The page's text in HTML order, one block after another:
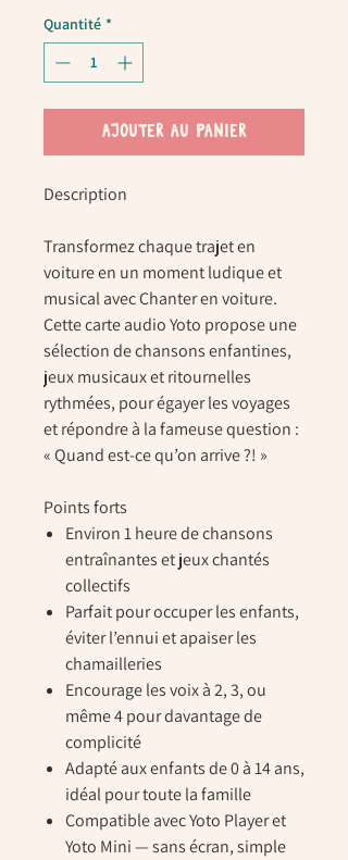
Quantité *
AJOUTER AU PANIER
Description
Transformez chaque trajet en
voiture en un moment ludique et
musical avecChanter en voiture.
Cette carte audio Yoto propose une
sélection de chansons enfantines,
jeux musicaux et ritournelles
rythmées, pour égayer les voyages
et répondre à la fameuse question :
« Quand est-ce qu’on arrive ?! »
Points forts
Environ1 heurede chansons
entraînantes et jeux chantés
collectifs
Parfait pour occuper les enfants,
éviter l’ennui et apaiser les
chamailleries
Encourage les voix à 2, 3, ou
même 4 pour davantage de
complicité
Adapté aux enfants de0 à 14 ans,
idéal pour toute la famille
Compatible avec Yoto Player et
Yoto Mini — sans écran, simple